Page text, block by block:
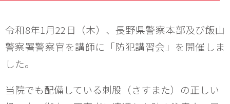
令和8年1月22日（木）、長野県警察本部及び飯山
警察署警察官を講師に「防犯講習会」を開催しま
した。
当院でも配備している刺股（さすまた）の正しい